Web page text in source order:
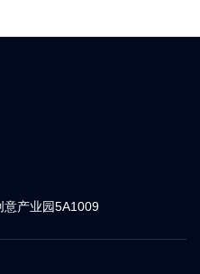
意产业园5A1009